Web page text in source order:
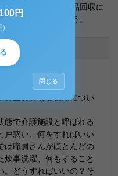
会の草むしりや廃品回収に
始めたらいいと思う。
と重要となる視点につい
で介護施設と呼ばれる
戸惑い、何をすればいい
は職員さんがほとんどの
炊事洗濯、何もすること
。どうすればいいの？そ
円
)
閉じる